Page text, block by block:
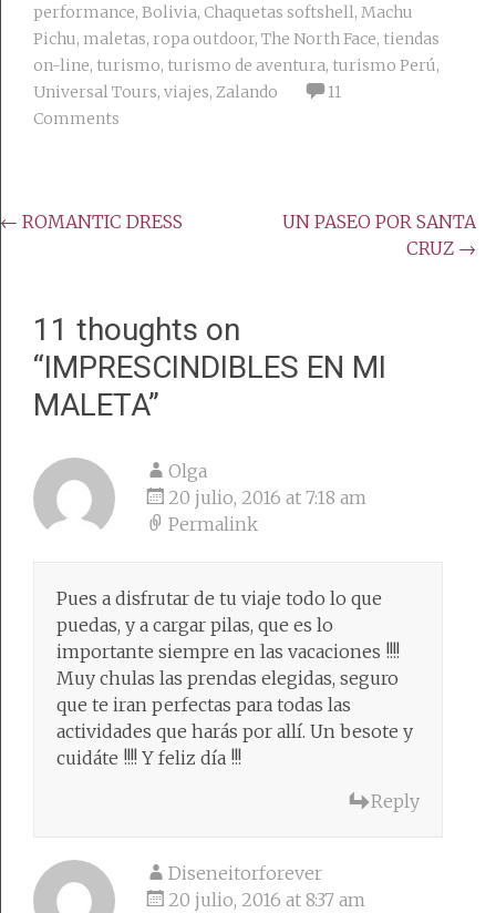
performance, Bolivia, Chaquetas softshell, Machu
Pichu, maletas, ropa outdoor, The North Face, tiendas
on-line, turismo, turismo de aventura, turismo Perú,
Universal Tours, viajes, Zalando
11
Comments
Post
← ROMANTIC DRESS
UN PASEO POR SANTA
CRUZ →
11 thoughts on
“IMPRESCINDIBLES EN MI
MALETA”
Olga
20 julio, 2016 at 7:18 am
Permalink
Pues a disfrutar de tu viaje todo lo que
puedas, y a cargar pilas, que es lo
importante siempre en las vacaciones !!!!
Muy chulas las prendas elegidas, seguro
que te iran perfectas para todas las
actividades que harás por allí. Un besote y
cuidáte !!!! Y feliz día !!!
Reply
Diseneitorforever
20 julio, 2016 at 8:37 am